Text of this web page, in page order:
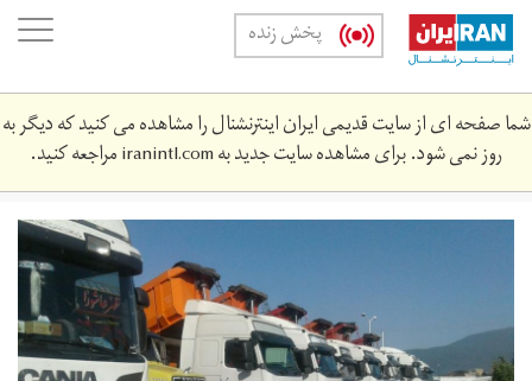
Skip
main
content
پخش زنده
شما صفحه ای از سایت قدیمی ایران اینترنشنال را مشاهده می کنید که دیگر به
روز نمی شود. برای مشاهده سایت جدید بهiranintl.comمراجعه کنید.
418117_632.jpg